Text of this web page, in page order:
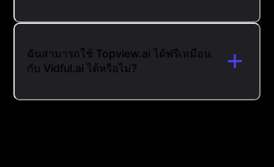
ฉันสามารถใช้ Topview.ai ได้ฟรีเหมือน
กับ Vidful.ai ได้หรือไม่?